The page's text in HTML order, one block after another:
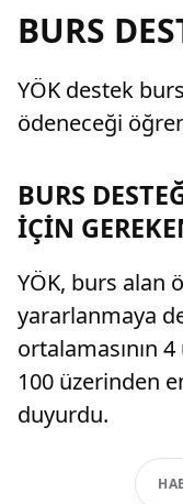
BURS
YÖK destek
ödeneceği
BURS
İÇİN
YÖK, burs alan
yararlanmaya
ortalamasının
100 üzerinden
duyurdu.